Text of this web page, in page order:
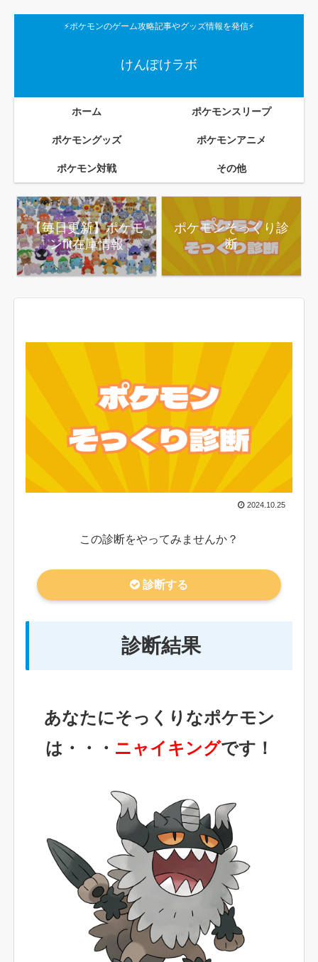
⚡ポケモンのゲーム攻略記事やグッズ情報を発信⚡
けんぽけラボ
ホーム ポケモンスリープ
ポケモングッズ ポケモンアニメ
ポケモン対戦 その他
【毎日更新】ポケモ
ンfit在庫情報
ポケモンそっくり診
断
2024.10.25
この診断をやってみませんか？
診断する
診断結果
あなたにそっくりなポケモン
は・・・ ニャイキングです！